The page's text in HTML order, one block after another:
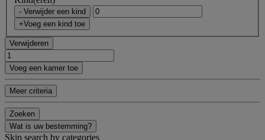
- Verwijder een kind
+Voeg een kind toe
Verwijderen
Voeg een kamer toe
Meer criteria
Zoeken
Wat is uw bestemming?
Skip search by categories